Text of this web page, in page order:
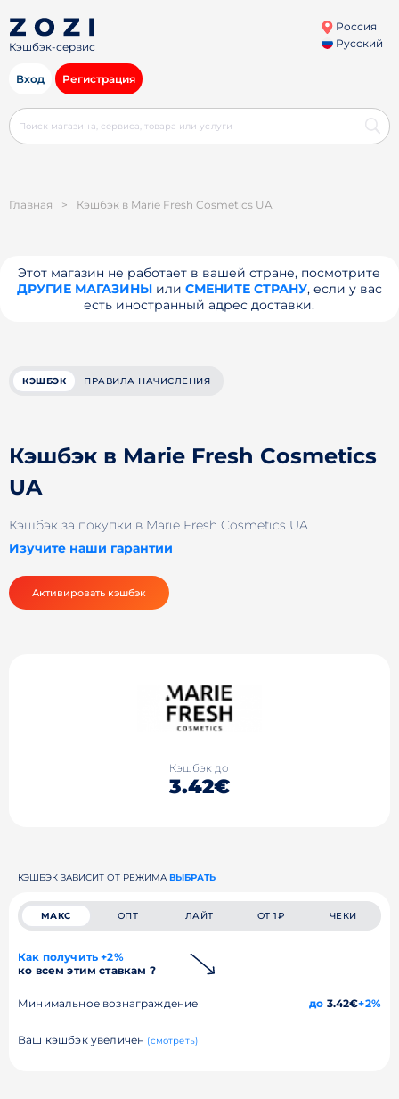
Кэшбэк-сервис
Россия
Русский
Вход Регистрация
Главная > Кэшбэк в Marie Fresh Cosmetics UA
Этот магазин не работает в вашей стране, посмотрите
ДРУГИЕ МАГАЗИНЫили СМЕНИТЕ СТРАНУ, если у вас
есть иностранный адрес доставки.
КЭШБЭК ПРАВИЛА НАЧИСЛЕНИЯ
Кэшбэк в Marie Fresh Cosmetics
UA
Кэшбэк за покупки в Marie Fresh Cosmetics UA
Изучите наши гарантии
Активировать кэшбэк
Кэшбэк до
3.42€
КЭШБЭК ЗАВИСИТ ОТ РЕЖИМА ВЫБРАТЬ
МАКС ОПТ ЛАЙТ ОТ 1₽ ЧЕКИ
Как получить +2%
ко всем этим ставкам ?
Минимальное вознаграждение до 3.42€+2%
Ваш кэшбэк увеличен (смотреть)